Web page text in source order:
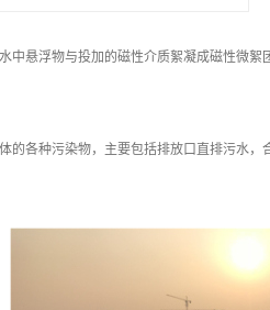
中悬浮物与投加的磁性介质絮凝成磁性微
的各种污染物，主要包括排放口直排污水